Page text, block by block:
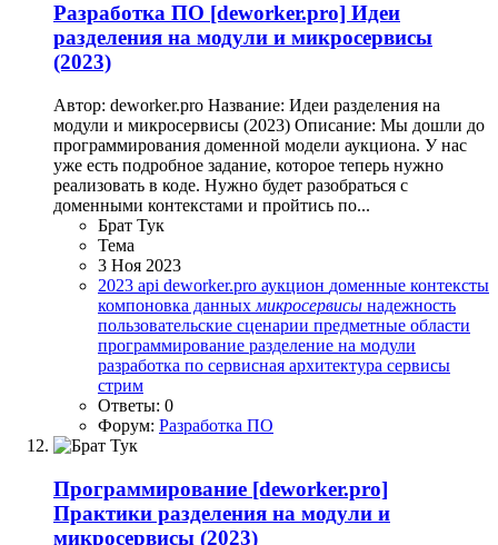
Разработка ПО [deworker.pro] Идеи
разделения на модули и микросервисы
(2023)
Автор: deworker.pro Название: Идеи разделения на
модули и микросервисы (2023) Описание: Мы дошли до
программирования доменной модели аукциона. У нас
уже есть подробное задание, которое теперь нужно
реализовать в коде. Нужно будет разобраться с
доменными контекстами и пройтись по...
Брат Тук
Тема
3 Ноя 2023
2023 api deworker.pro аукцион доменные контексты
компоновка данных микросервисы надежность
пользовательские сценарии предметные области
программирование разделение на модули
разработка по сервисная архитектура сервисы
стрим
Ответы: 0
Форум: Разработка ПО
Программирование [deworker.pro]
Практики разделения на модули и
микросервисы (2023)